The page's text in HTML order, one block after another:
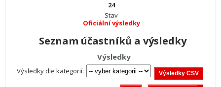
24
Stav
Oficiální výsledky
Seznam účastníků a výsledky
Výsledky
Výsledky dle kategorií: